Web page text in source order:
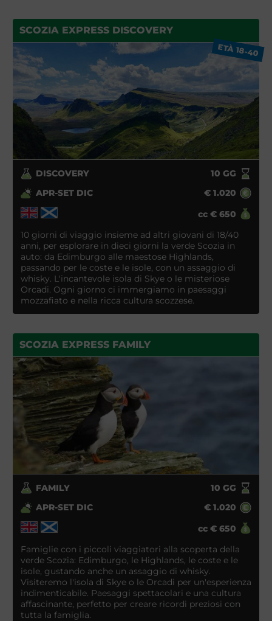
SCOZIA EXPRESS DISCOVERY
ETÀ 18-40
DISCOVERY 10 GG
APR-SET DIC
€ 1.020
cc € 650
10 giorni di viaggio insieme ad altri giovani di 18/40
anni, per esplorare in dieci giorni la verde Scozia in
auto: da Edimburgo alle maestose Highlands,
passando per le coste e le isole, con un assaggio di
whisky. L'incantevole isola di Skye o le misteriose
Orcadi. Ogni giorno ci immergiamo in paesaggi
mozzafiato e nella ricca cultura scozzese.
SCOZIA EXPRESS FAMILY
FAMILY 10 GG
APR-SET DIC
€ 1.020
cc € 650
Famiglie con i piccoli viaggiatori alla scoperta della
verde Scozia: Edimburgo, le Highlands, le coste e le
isole, gustando anche un assaggio di whisky.
Visiteremo l'isola di Skye o le Orcadi per un'esperienza
indimenticabile. Paesaggi spettacolari e una cultura
affascinante, perfetto per creare ricordi preziosi con
tutta la famiglia.